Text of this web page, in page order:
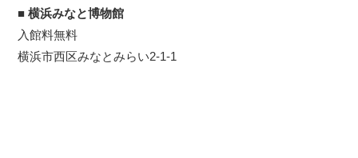
■横浜みなと博物館
入館料無料
横浜市西区みなとみらい2-1-1